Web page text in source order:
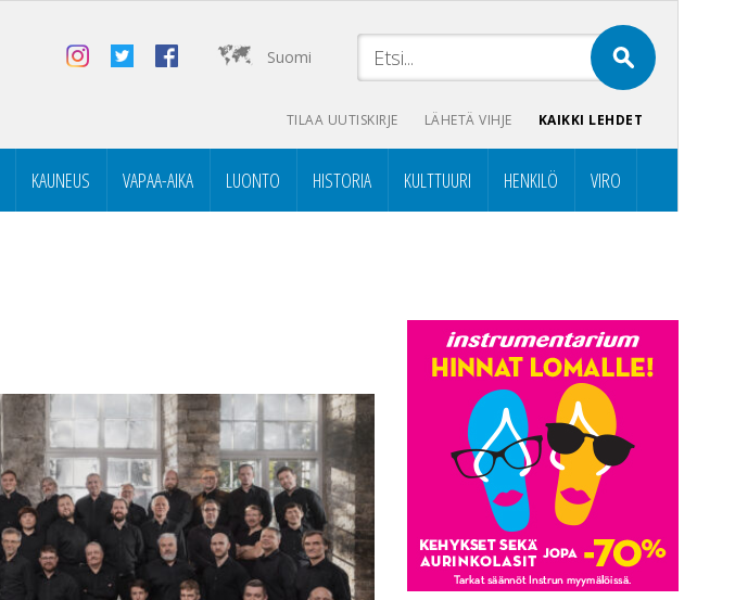
Suomi
TILAA UUTISKIRJE LÄHETÄ VIHJE KAIKKI LEHDET
KAUNEUS VAPAA-AIKA LUONTO HISTORIA KULTTUURI HENKILÖ VIRO